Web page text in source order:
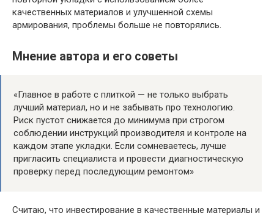
качественных материалов и улучшенной схемы
армирования, проблемы больше не повторялись.
Мнение автора и его советы
«Главное в работе с плиткой — не только выбрать
лучший материал, но и не забывать про технологию.
Риск пустот снижается до минимума при строгом
соблюдении инструкций производителя и контроле на
каждом этапе укладки. Если сомневаетесь, лучше
пригласить специалиста и провести диагностическую
проверку перед последующим ремонтом»
Считаю, что инвестирование в качественные материалы и